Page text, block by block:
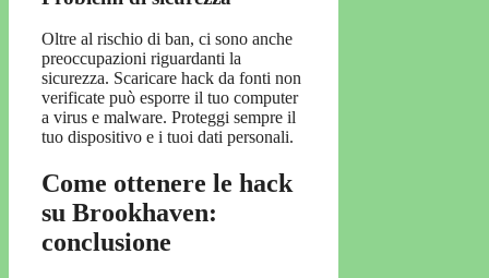
Oltre al rischio di ban, ci sono anche
preoccupazioni riguardanti la
sicurezza. Scaricare hack da fonti non
verificate può esporre il tuo computer
a virus e malware. Proteggi sempre il
tuo dispositivo e i tuoi dati personali.
Come ottenere le hack
su Brookhaven:
conclusione